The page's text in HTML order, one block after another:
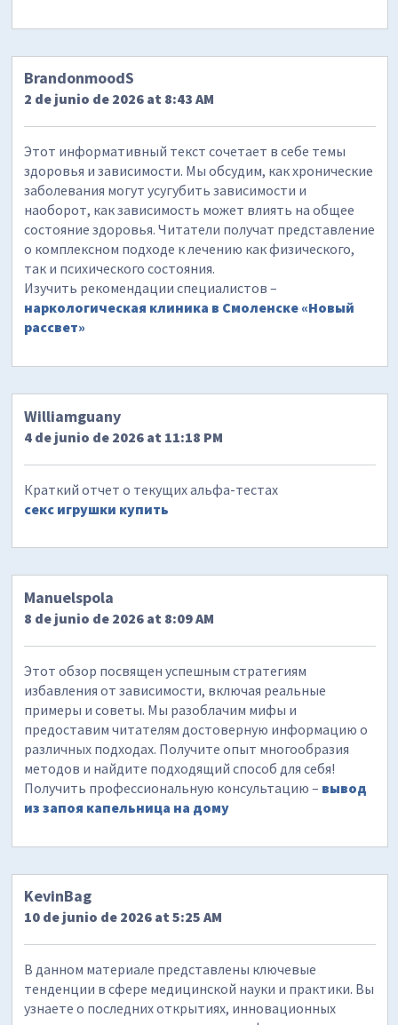
BrandonmoodS
2 de junio de 2026 at 8:43 AM
Этот информативный текст сочетает в себе темы
здоровья и зависимости. Мы обсудим, как хронические
заболевания могут усугубить зависимости и
наоборот, как зависимость может влиять на общее
состояние здоровья. Читатели получат представление
о комплексном подходе к лечению как физического,
так и психического состояния.
Изучить рекомендации специалистов –
наркологическая клиника в Смоленске «Новый
рассвет»
Williamguany
4 de junio de 2026 at 11:18 PM
Краткий отчет о текущих альфа-тестах
секс игрушки купить
Manuelspola
8 de junio de 2026 at 8:09 AM
Этот обзор посвящен успешным стратегиям
избавления от зависимости, включая реальные
примеры и советы. Мы разоблачим мифы и
предоставим читателям достоверную информацию о
различных подходах. Получите опыт многообразия
методов и найдите подходящий способ для себя!
Получить профессиональную консультацию – вывод
из запоя капельница на дому
KevinBag
10 de junio de 2026 at 5:25 AM
В данном материале представлены ключевые
тенденции в сфере медицинской науки и практики. Вы
узнаете о последних открытиях, инновационных